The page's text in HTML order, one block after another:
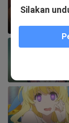
Silakan